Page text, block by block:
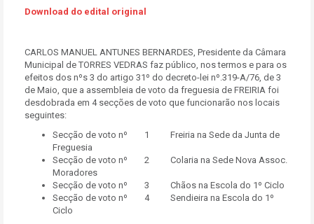
Download do edital original
CARLOS MANUEL ANTUNES BERNARDES, Presidente da Câmara
Municipal de TORRES VEDRAS faz público, nos termos e para os
efeitos dos nºs 3 do artigo 31º do decreto-lei nº.319-A/76, de 3
de Maio, que a assembleia de voto da freguesia de FREIRIA foi
desdobrada em 4 secções de voto que funcionarão nos locais
seguintes:
Secção de voto nº 1 Freiria na Sede da Junta de
Freguesia
Secção de voto nº 2 Colaria na Sede Nova Assoc.
Moradores
Secção de voto nº 3 Chãos na Escola do 1º Ciclo
Secção de voto nº 4 Sendieira na Escola do 1º
Ciclo